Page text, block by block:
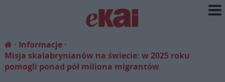
Informacje
Misja skalabrynianów na świecie: w 2025 roku
pomogli ponad pół miliona migrantów